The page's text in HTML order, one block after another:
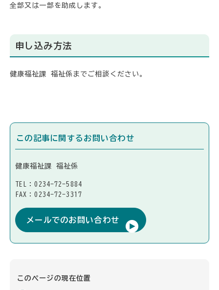
全部又は一部を助成します。
申し込み方法
健康福祉課 福祉係までご相談ください。
この記事に関するお問い合わせ
健康福祉課 福祉係
TEL：0234-72-5884
FAX：0234-72-3317
メールでのお問い合わせ
このページの現在位置